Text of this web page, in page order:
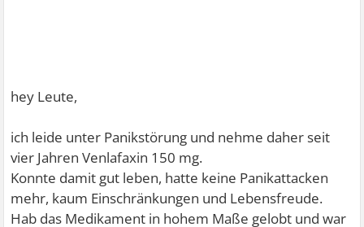
hey Leute,
ich leide unter Panikstörung und nehme daher seit
vier Jahren Venlafaxin 150 mg.
Konnte damit gut leben, hatte keine Panikattacken
mehr, kaum Einschränkungen und Lebensfreude.
Hab das Medikament in hohem Maße gelobt und war